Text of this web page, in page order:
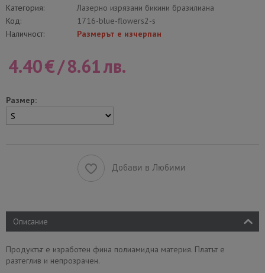
Категория:
Лазерно изрязани бикини бразилиана
Код:
1716-blue-flowers2-s
Наличност:
Размерът е изчерпан
4.40€/8.61лв.
Размер:
Добави в Любими
Описание
Продуктът е изработен фина полиамидна материя. Платът е
разтеглив и непрозрачен.